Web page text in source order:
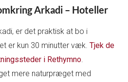
Arkadi – Hoteller
er det praktisk at bo i
er kun 30 minutter væk.Tjek de
i Rethymno
mere naturpræget med